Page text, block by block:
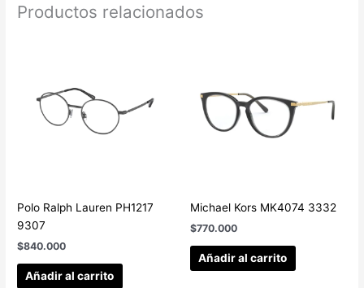
Productos relacionados
Polo Ralph Lauren PH1217
9307
$840.000
Añadir al carrito
Michael Kors MK4074 3332
$770.000
Añadir al carrito